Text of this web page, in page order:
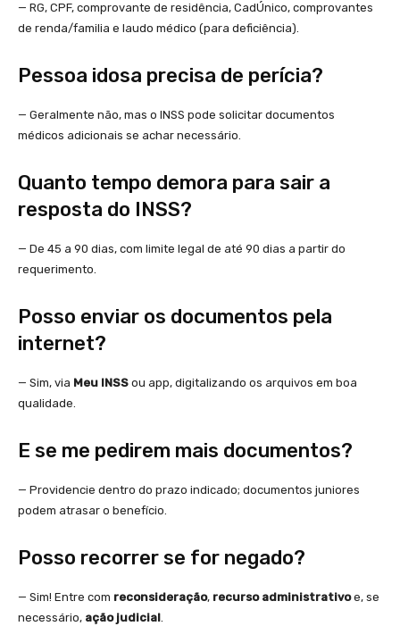
— RG, CPF, comprovante de residência, CadÚnico, comprovantes
de renda/familia e laudo médico (para deficiência).
Pessoa idosa precisa de perícia?
— Geralmente não, mas o INSS pode solicitar documentos
médicos adicionais se achar necessário.
Quanto tempo demora para sair a
resposta do INSS?
— De 45 a 90 dias, com limite legal de até 90 dias a partir do
requerimento.
Posso enviar os documentos pela
internet?
— Sim, via Meu INSS ou app, digitalizando os arquivos em boa
qualidade.
E se me pedirem mais documentos?
— Providencie dentro do prazo indicado; documentos juniores
podem atrasar o benefício.
Posso recorrer se for negado?
— Sim! Entre com reconsideração, recurso administrativoe, se
necessário, ação judicial.